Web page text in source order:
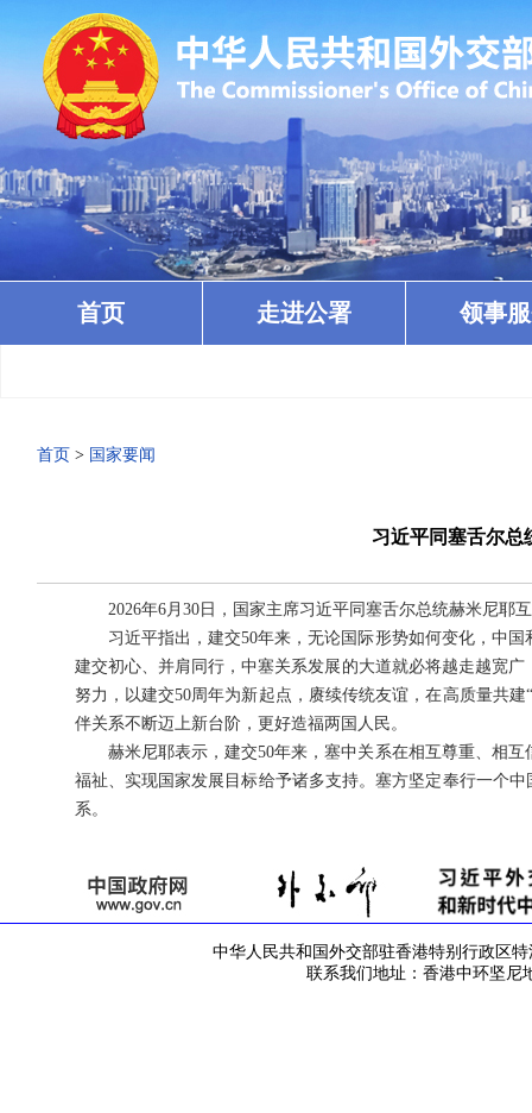
首页 走进公署 领事
首页 > 国家要闻
习近平同塞舌尔总
2026年6月30日，国家主席习近平同塞舌尔总统赫米尼耶
习近平指出，建交50年来，无论国际形势如何变化，中
建交初心、并肩同行，中塞关系发展的大道就必将越走越宽
努力，以建交50周年为新起点，赓续传统友谊，在高质量共
伴关系不断迈上新台阶，更好造福两国人民。
赫米尼耶表示，建交50年来，塞中关系在相互尊重、相
福祉、实现国家发展目标给予诸多支持。塞方坚定奉行一个
系。
中华人民共和国外交部驻香港特别行政区特
联系我们地址：香港中环坚尼